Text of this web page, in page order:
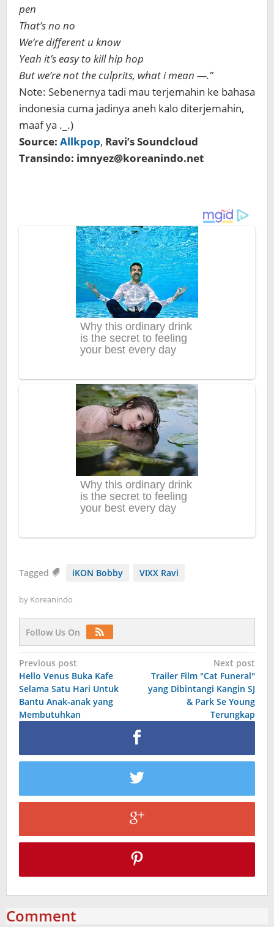
pen
That’s no no
We’re different u know
Yeah it’s easy to kill hip hop
But we’re not the culprits, what i mean —.”
Note: Sebenernya tadi mau terjemahin ke bahasa
indonesia cuma jadinya aneh kalo diterjemahin,
maaf ya ._.)
Source: Allkpop, Ravi’s Soundcloud
Transindo: imnyez@koreanindo.net
Tagged iKON Bobby VIXX Ravi
by Koreanindo
Follow Us On
Post
navigation
Previous post
Hello Venus Buka Kafe
Selama Satu Hari Untuk
Bantu Anak-anak yang
Membutuhkan
Next post
Trailer Film "Cat Funeral"
yang Dibintangi Kangin SJ
& Park Se Young
Terungkap
Comment